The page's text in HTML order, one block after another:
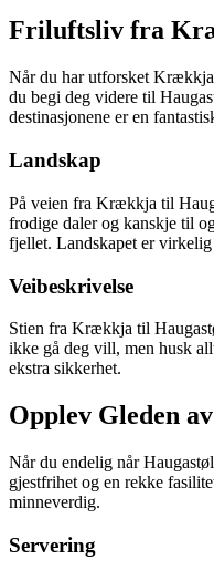
Friluftsliv fra
Når du har utforsket
du begi deg videre til
destinasjonene er en
Landskap
På veien fra Krækkja til
frodige daler og kanskje til
fjellet. Landskapet er
Veibeskrivelse
Stien fra Krækkja til
ikke gå deg vill, men husk
ekstra sikkerhet.
Opplev Gleden
Når du endelig når
gjestfrihet og en rekke
minneverdig.
Servering